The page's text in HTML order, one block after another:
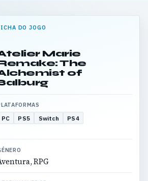
DO JOGO
Marie
The
of
PC PS5 Switch PS4
RPG